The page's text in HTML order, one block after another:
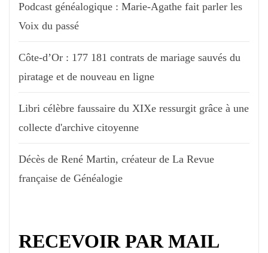
Podcast généalogique : Marie-Agathe fait parler les
Voix du passé
Côte-d’Or : 177 181 contrats de mariage sauvés du
piratage et de nouveau en ligne
Libri célèbre faussaire du XIXe ressurgit grâce à une
collecte d'archive citoyenne
Décès de René Martin, créateur de La Revue
française de Généalogie
RECEVOIR PAR MAIL